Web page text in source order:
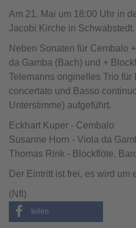
Am 21. Mai um 18:00 Uhr in
Jacobi Kirche in Schwabstedt.
Neben Sonaten für Cembalo
da Gamba (Bach) und +
Telemanns originelles Trio für
concertato und Basso
Unterstimme) aufgeführt.
Eckhart Kuper - Cembalo
Susanne Horn - Viola da
Thomas Rink - Blockflöte,
Der Eintritt ist frei, es wird um
(NfI)
teilen